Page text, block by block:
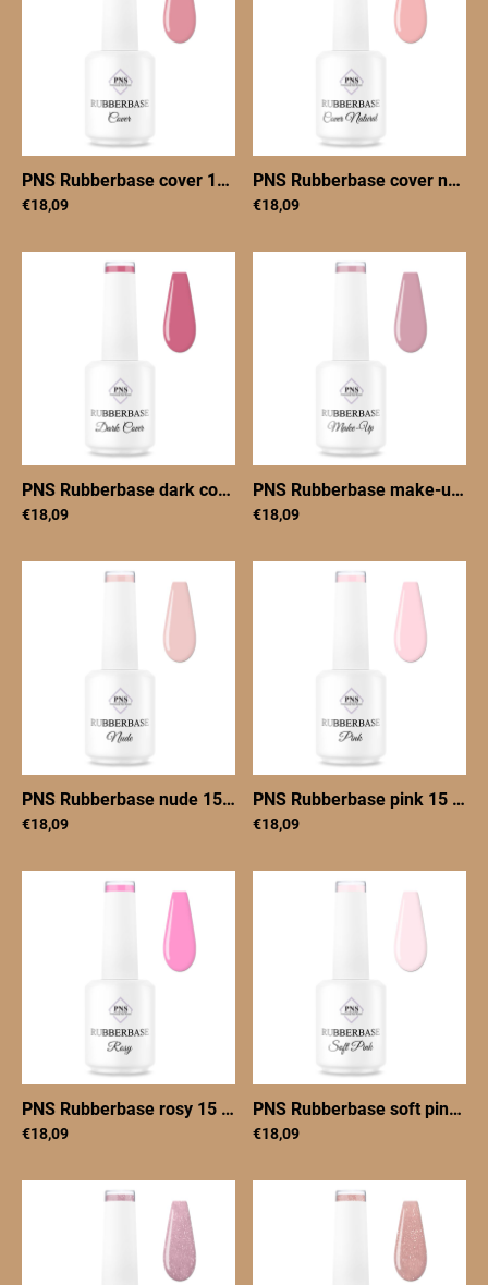
PNS Rubberbase cover 15 ml |PNSRBcover15
€18,09
PNS Rubberbase cover natural 15 ml
€18,09
PNS Rubberbase dark cover 15 ml |PNSrbdarkcover15
€18,09
PNS Rubberbase make-up 15 ml
€18,09
PNS Rubberbase nude 15 ml |PNSRBnude15
€18,09
PNS Rubberbase pink 15 ml
€18,09
PNS Rubberbase rosy 15 ml PNSRBrosy15
€18,09
PNS Rubberbase soft pink 15 ml
€18,09